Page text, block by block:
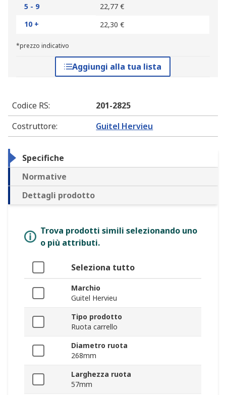
5 - 9
22,77 €
10 +
22,30 €
*prezzo indicativo
Aggiungi alla tua lista
Codice RS:
201-2825
Costruttore: Guitel Hervieu
Specifiche
Normative
Dettagli prodotto
Trova prodotti simili selezionando uno
o più attributi.
Seleziona tutto
Marchio
Guitel Hervieu
Tipo prodotto
Ruota carrello
Diametro ruota
268mm
Larghezza ruota
57mm